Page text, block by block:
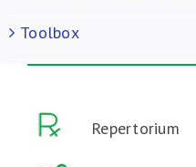
Toolbox
Repertorium